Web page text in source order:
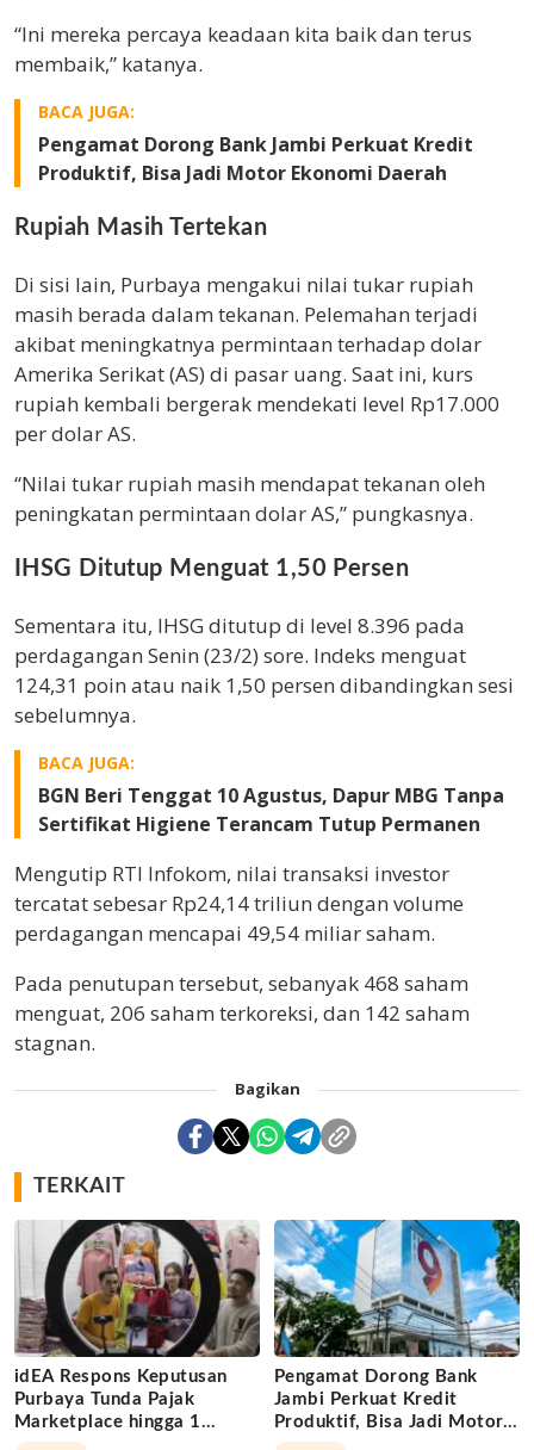
“Ini mereka percaya keadaan kita baik dan terus
membaik,” katanya.
BACA JUGA:
Pengamat Dorong Bank Jambi Perkuat Kredit
Produktif, Bisa Jadi Motor Ekonomi Daerah
Rupiah Masih Tertekan
Di sisi lain, Purbaya mengakui nilai tukar rupiah
masih berada dalam tekanan. Pelemahan terjadi
akibat meningkatnya permintaan terhadap dolar
Amerika Serikat (AS) di pasar uang. Saat ini, kurs
rupiah kembali bergerak mendekati level Rp17.000
per dolar AS.
“Nilai tukar rupiah masih mendapat tekanan oleh
peningkatan permintaan dolar AS,” pungkasnya.
IHSG Ditutup Menguat 1,50 Persen
Sementara itu, IHSG ditutup di level 8.396 pada
perdagangan Senin (23/2) sore. Indeks menguat
124,31 poin atau naik 1,50 persen dibandingkan sesi
sebelumnya.
BACA JUGA:
BGN Beri Tenggat 10 Agustus, Dapur MBG Tanpa
Sertifikat Higiene Terancam Tutup Permanen
Mengutip RTI Infokom, nilai transaksi investor
tercatat sebesar Rp24,14 triliun dengan volume
perdagangan mencapai 49,54 miliar saham.
Pada penutupan tersebut, sebanyak 468 saham
menguat, 206 saham terkoreksi, dan 142 saham
stagnan.
Bagikan
TERKAIT
idEA Respons Keputusan
Purbaya Tunda Pajak
Marketplace hingga 1
November 2026
Pengamat Dorong Bank
Jambi Perkuat Kredit
Produktif, Bisa Jadi Motor
Ekonomi Daerah